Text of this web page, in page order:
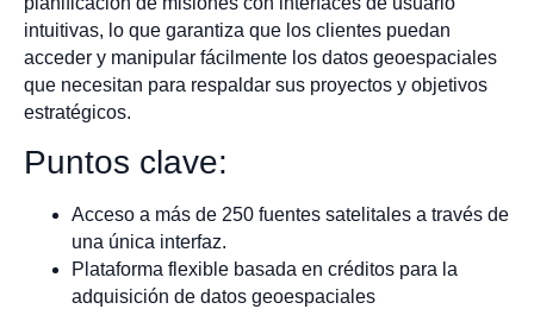
intuitivas, lo que garantiza que los clientes puedan
acceder y manipular fácilmente los datos geoespaciales
que necesitan para respaldar sus proyectos y objetivos
estratégicos.
Puntos clave:
Acceso a más de 250 fuentes satelitales a través de
una única interfaz.
Plataforma flexible basada en créditos para la
adquisición de datos geoespaciales